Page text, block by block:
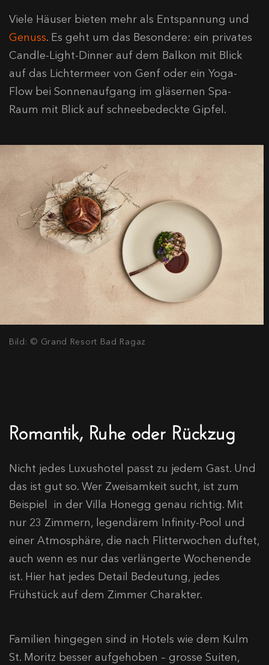
Viele Häuser bieten mehr als Entspannung und
Genuss. Es geht um das Besondere: ein privates
Candle-Light-Dinner auf dem Balkon mit Blick
auf das Lichtermeer von Genf oder ein Yoga-
Flow bei Sonnenaufgang im gläsernen Spa-
Raum mit Blick auf schneebedeckte Gipfel.
Bild: © Grand Resort Bad Ragaz
Romantik, Ruhe oder Rückzug
Nicht jedes Luxushotel passt zu jedem Gast. Und
das ist gut so. Wer Zweisamkeit sucht, ist zum
Beispiel in der Villa Honegg genau richtig. Mit
nur 23 Zimmern, legendärem Infinity-Pool und
einer Atmosphäre, die nach Flitterwochen duftet,
auch wenn es nur das verlängerte Wochenende
ist. Hier hat jedes Detail Bedeutung, jedes
Frühstück auf dem Zimmer Charakter.
Familien hingegen sind in Hotels wie dem Kulm
St. Moritz besser aufgehoben – grosse Suiten,